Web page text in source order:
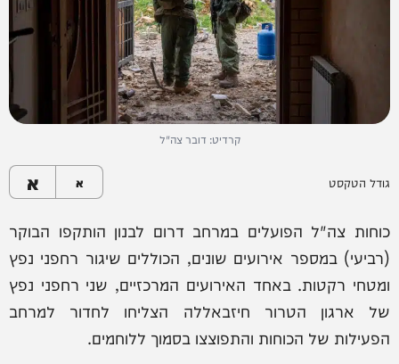
קרדיט: דובר צה"ל
גודל הטקסט א א
כוחות צה"ל הפועלים במרחב דרום לבנון הותקפו הבוקר
(רביעי) במספר אירועים שונים, הכוללים שיגור רחפני נפץ
ומטחי רקטות. באחד האירועים המרכזיים, שני רחפני נפץ
של ארגון הטרור חיזבאללה הצליחו לחדור למרחב
הפעילות של הכוחות והתפוצצו בסמוך ללוחמים.